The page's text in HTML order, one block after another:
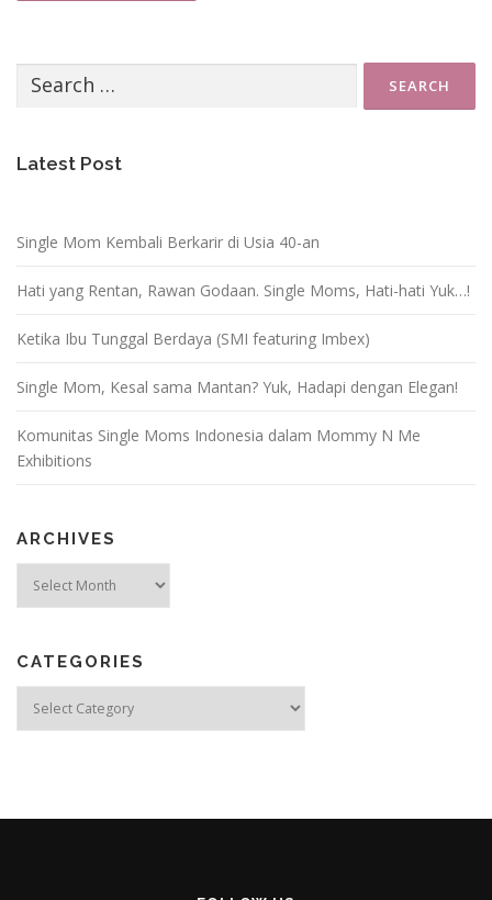
for:
Latest Post
Single Mom Kembali Berkarir di Usia 40-an
Hati yang Rentan, Rawan Godaan. Single Moms, Hati-hati Yuk…!
Ketika Ibu Tunggal Berdaya (SMI featuring Imbex)
Single Mom, Kesal sama Mantan? Yuk, Hadapi dengan Elegan!
Komunitas Single Moms Indonesia dalam Mommy N Me
Exhibitions
ARCHIVES
CATEGORIES